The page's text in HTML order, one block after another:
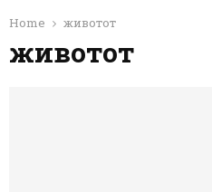
Home животот
животот